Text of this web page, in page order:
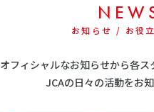
お知らせ / お役
オフィシャルなお知らせから各ス
JCAの日々の活動をお知